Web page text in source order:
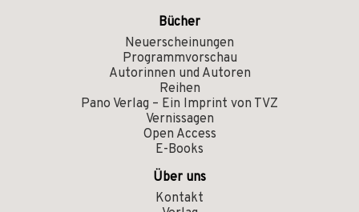
Bücher
Neuerscheinungen
Programmvorschau
Autorinnen und Autoren
Reihen
Pano Verlag – Ein Imprint von TVZ
Vernissagen
Open Access
E-Books
Über uns
Kontakt